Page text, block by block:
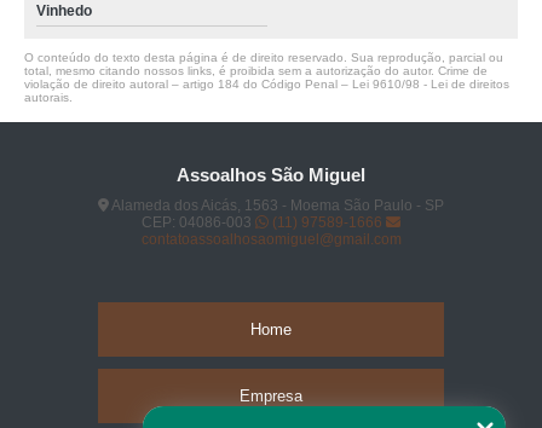
Vinhedo
O conteúdo do texto desta página é de direito reservado. Sua reprodução, parcial ou
total, mesmo citando nossos links, é proibida sem a autorização do autor. Crime de
violação de direito autoral – artigo 184 do Código Penal – Lei 9610/98 - Lei de direitos
autorais
Assoalhos São Miguel
Alameda dos Aicás, 1563 - Moema São Paulo - SP
CEP: 04086-003
(11) 97589-1666
contatoassoalhosaomiguel@gmail.com
Home
Empresa